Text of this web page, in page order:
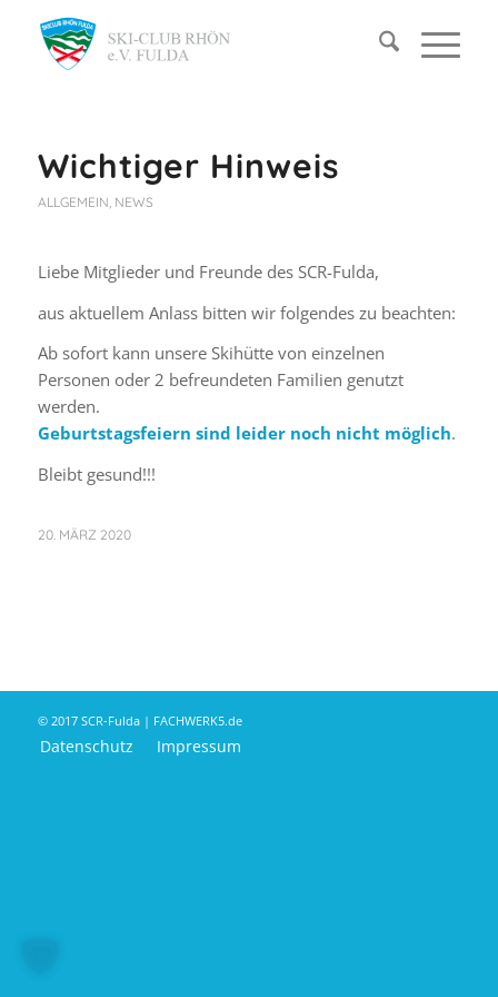
Wichtiger Hinweis
ALLGEMEIN, NEWS
Liebe Mitglieder und Freunde des SCR-Fulda,
aus aktuellem Anlass bitten wir folgendes zu beachten:
Ab sofort kann unsere Skihütte von einzelnen
Personen oder 2 befreundeten Familien genutzt
werden.
Geburtstagsfeiern sind leider noch nicht möglich.
Bleibt gesund!!!
20. MÄRZ 2020
© 2017 SCR-Fulda | FACHWERK5.de
Datenschutz Impressum